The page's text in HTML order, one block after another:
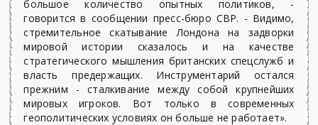
большое количество опытных политиков, -
говорится в сообщении пресс-бюро СВР. - Видимо,
стремительное скатывание Лондона на задворки
мировой истории сказалось и на качестве
стратегического мышления британских спецслужб и
власть предержащих. Инструментарий остался
прежним - сталкивание между собой крупнейших
мировых игроков. Вот только в современных
геополитических условиях он больше не работает».